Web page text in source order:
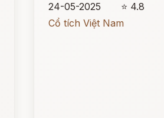
24-05-2025
⭐ 4.8
Cổ tích Việt Nam